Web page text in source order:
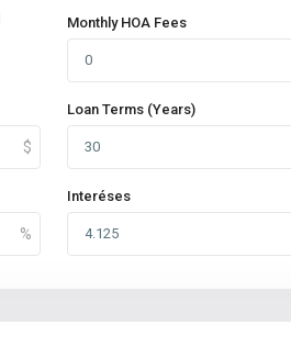
Monthly HOA Fees
Loan Terms (Years)
Interéses